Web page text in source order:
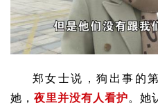
郑女士说，狗出事的
她， 夜里并没有人看护。她